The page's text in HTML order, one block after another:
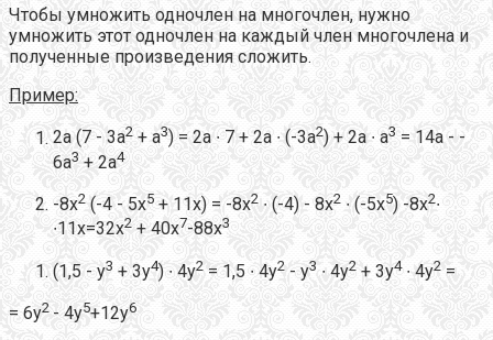
Чтобы умножить одночлен на многочлен, нужно
умножить этот одночлен на каждый член многочлена и
полученные произведения сложить.
Пример:
2а (7 - 3а2 + а3) = 2а ∙ 7 + 2а ∙ (-3а2) + 2а ∙ а3 = 14а - -
6а3 + 2а4
-8х2 (-4 - 5х5 + 11х) = -8х2 ∙ (-4) - 8х2 ∙ (-5х5) -8х2∙
∙11х=32х2 + 40х7-88х3
(1,5 - у3 + 3у4) ∙ 4у2 = 1,5 ∙ 4у2 - у3 ∙ 4у2 + 3у4∙ 4у2 =
= 6у2 - 4у5+12у6